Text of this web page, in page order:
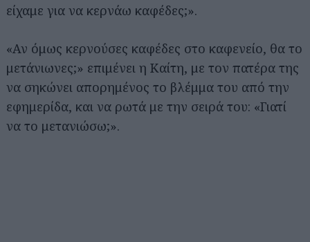
είχαμε για να κερνάω καφέδες;».
«Αν όμως κερνούσες καφέδες στο καφενείο, θα το
μετάνιωνες;» επιμένει η Καίτη, με τον πατέρα της
να σηκώνει απορημένος το βλέμμα του από την
εφημερίδα, και να ρωτά με την σειρά του: «Γιατί
να το μετανιώσω;».